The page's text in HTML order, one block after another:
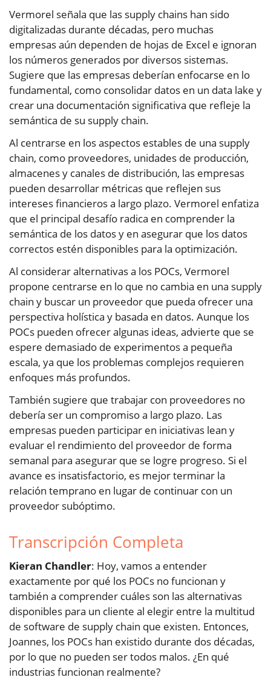
Vermorel señala que las supply chains han sido
digitalizadas durante décadas, pero muchas
empresas aún dependen de hojas de Excel e ignoran
los números generados por diversos sistemas.
Sugiere que las empresas deberían enfocarse en lo
fundamental, como consolidar datos en un data lake y
crear una documentación significativa que refleje la
semántica de su supply chain.
Al centrarse en los aspectos estables de una supply
chain, como proveedores, unidades de producción,
almacenes y canales de distribución, las empresas
pueden desarrollar métricas que reflejen sus
intereses financieros a largo plazo. Vermorel enfatiza
que el principal desafío radica en comprender la
semántica de los datos y en asegurar que los datos
correctos estén disponibles para la optimización.
Al considerar alternativas a los POCs, Vermorel
propone centrarse en lo que no cambia en una supply
chain y buscar un proveedor que pueda ofrecer una
perspectiva holística y basada en datos. Aunque los
POCs pueden ofrecer algunas ideas, advierte que se
espere demasiado de experimentos a pequeña
escala, ya que los problemas complejos requieren
enfoques más profundos.
También sugiere que trabajar con proveedores no
debería ser un compromiso a largo plazo. Las
empresas pueden participar en iniciativas lean y
evaluar el rendimiento del proveedor de forma
semanal para asegurar que se logre progreso. Si el
avance es insatisfactorio, es mejor terminar la
relación temprano en lugar de continuar con un
proveedor subóptimo.
Transcripción Completa
Kieran Chandler: Hoy, vamos a entender
exactamente por qué los POCs no funcionan y
también a comprender cuáles son las alternativas
disponibles para un cliente al elegir entre la multitud
de software de supply chain que existen. Entonces,
Joannes, los POCs han existido durante dos décadas,
por lo que no pueden ser todos malos. ¿En qué
industrias funcionan realmente?